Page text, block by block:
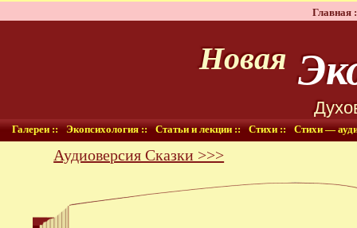
Главная
Новая
Галереи :: Экопсихология :: Статьи и лекции :: Стихи :: Стихи —
Аудиоверсия Сказки >>>